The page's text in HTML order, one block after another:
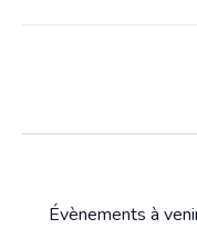
Évènements à